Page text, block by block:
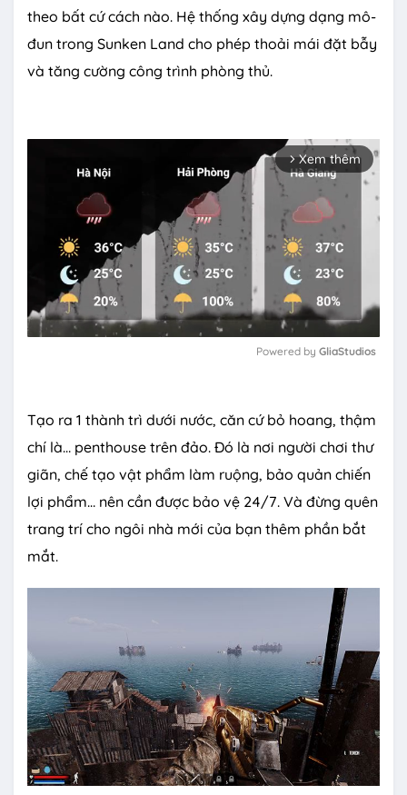
theo bất cứ cách nào. Hệ thống xây dựng dạng mô-
đun trong Sunken Land cho phép thoải mái đặt bẫy
và tăng cường công trình phòng thủ.
arrow_forward_ios Xem thêm
t
e
Powered by GliaStudios
Tạo ra 1 thành trì dưới nước, căn cứ bỏ hoang, thậm
chí là… penthouse trên đảo. Đó là nơi người chơi thư
giãn, chế tạo vật phẩm làm ruộng, bảo quản chiến
lợi phẩm… nên cần được bảo vệ 24/7. Và đừng quên
trang trí cho ngôi nhà mới của bạn thêm phần bắt
mắt.